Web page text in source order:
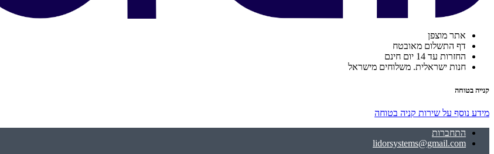
אתר מוצפן
דף התשלום מאובטח
החזרות עד 14 יום חינם
חנות ישראלית. משלוחים מישראל
קנייה בטוחה
מידע נוסף על שירות קניה בטוחה
התחברות
lidorsystems@gmail.com